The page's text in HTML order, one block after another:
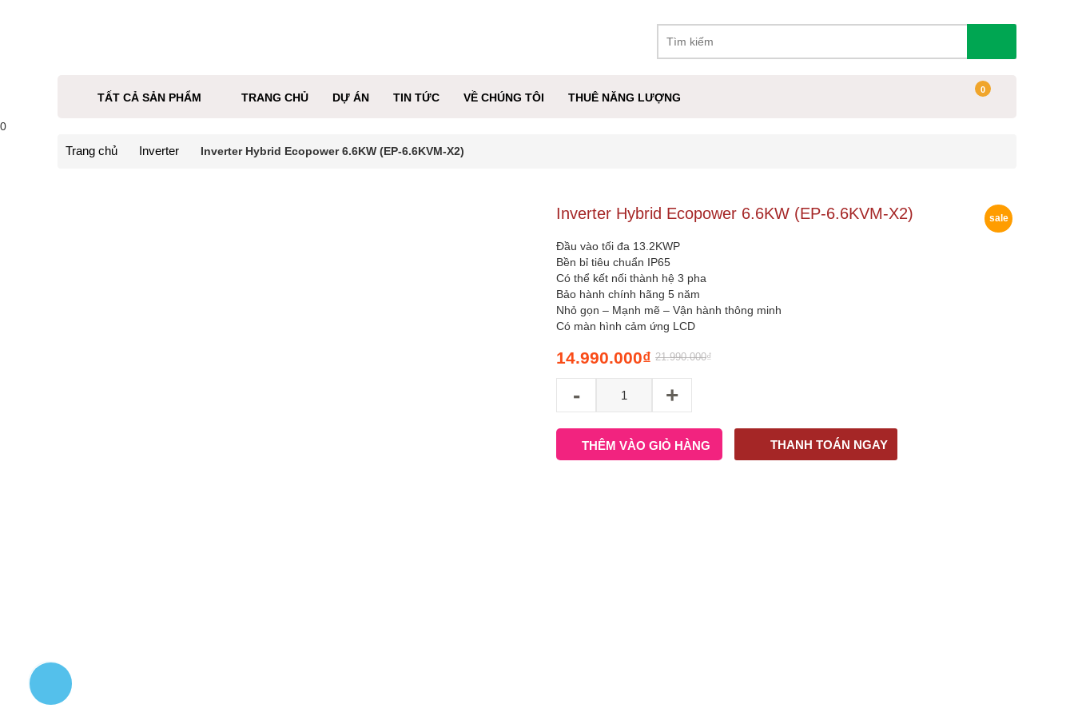
TẤT CẢ SẢN PHẨM TRANG CHỦ DỰ ÁN TIN TỨC VỀ CHÚNG TÔI THUÊ NĂNG LƯỢNG
0
0
Trang chủ Inverter Inverter Hybrid Ecopower 6.6KW (EP-6.6KVM-X2)
sale
Inverter Hybrid Ecopower 6.6KW (EP-6.6KVM-X2)
Đầu vào tối đa 13.2KWP
Bền bỉ tiêu chuẩn IP65
Có thể kết nối thành hệ 3 pha
Bảo hành chính hãng 5 năm
Nhỏ gọn – Mạnh mẽ – Vận hành thông minh
Có màn hình cảm ứng LCD
₫
21.990.000
₫
14.990.000
- +
THÊM VÀO GIỎ HÀNG THANH TOÁN NGAY